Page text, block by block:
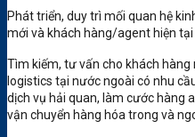
Phát triển, duy trì mối quan hệ
mới và khách hàng/agent hiện tại
Tìm kiếm, tư vấn cho khách
logistics tại nước ngoài có nhu
dịch vụ hải quan, làm cước hàng
vận chuyển hàng hóa trong và